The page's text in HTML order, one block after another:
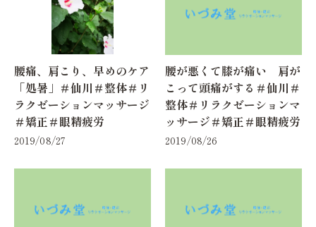
腰痛、肩こり、早めのケア
「処暑」＃仙川＃整体＃リ
ラクゼーションマッサージ
＃矯正＃眼精疲労
2019/08/27
腰が悪くて膝が痛い 肩が
こって頭痛がする＃仙川＃
整体＃リラクゼーションマ
ッサージ＃矯正＃眼精疲労
2019/08/26